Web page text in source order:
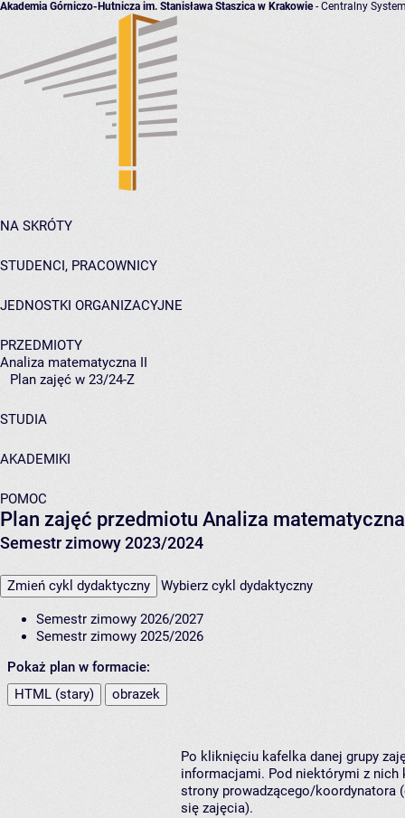
Akademia Górniczo-Hutnicza im. Stanisława Staszica w Krakowie- Centralny
NA SKRÓTY
STUDENCI, PRACOWNICY
JEDNOSTKI ORGANIZACYJNE
PRZEDMIOTY
Analiza matematyczna II
Plan zajęć w 23/24-Z
STUDIA
AKADEMIKI
POMOC
Plan zajęć przedmiotu Analiza
Semestr zimowy 2023/2024
Zmień cykl dydaktyczny Wybierz cykl dydaktyczny
Semestr zimowy 2026/2027
Semestr zimowy 2025/2026
Pokaż plan w formacie:
HTML (stary)
obrazek
Po kliknięciu kafelka danej grupy
informacjami. Pod niektórymi z nich
strony prowadzącego/koordynatora
się zajęcia).